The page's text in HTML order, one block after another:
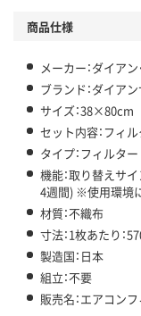
商品仕様
メーカー：ダイアン
ブランド：ダイアン
サイズ：38×80cm
セット内容：フィ
タイプ：フィルター
機能：取り替えサ
4週間) ※使用環境
材質：不織布
寸法：1枚あたり：
製造国：日本
組立：不要
販売名：エアコン